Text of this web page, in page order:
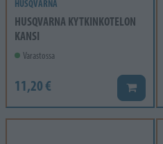
HUSQVARNA
HUSQVARNA KYTKINKOTELON
KANSI
Varastossa
11,20 € Lisää